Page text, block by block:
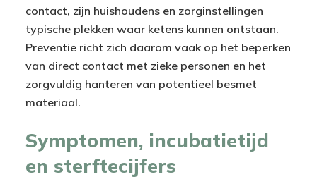
contact, zijn huishoudens en zorginstellingen
typische plekken waar ketens kunnen ontstaan.
Preventie richt zich daarom vaak op het beperken
van direct contact met zieke personen en het
zorgvuldig hanteren van potentieel besmet
materiaal.
Symptomen, incubatietijd
en sterftecijfers